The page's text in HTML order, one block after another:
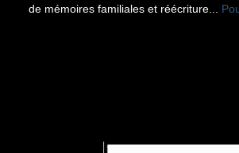
de mémoires familiales et réécriture...